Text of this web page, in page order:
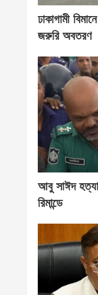
ঢাকাগামী
জরুরি অবতরণ
আবু সাঈদ
রিমান্ডে